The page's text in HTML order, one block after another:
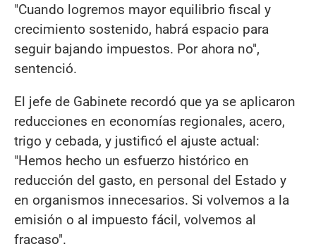
"Cuando logremos mayor equilibrio fiscal y
crecimiento sostenido, habrá espacio para
seguir bajando impuestos. Por ahora no",
sentenció.
El jefe de Gabinete recordó que ya se aplicaron
reducciones en economías regionales, acero,
trigo y cebada, y justificó el ajuste actual:
"Hemos hecho un esfuerzo histórico en
reducción del gasto, en personal del Estado y
en organismos innecesarios. Si volvemos a la
emisión o al impuesto fácil, volvemos al
fracaso".